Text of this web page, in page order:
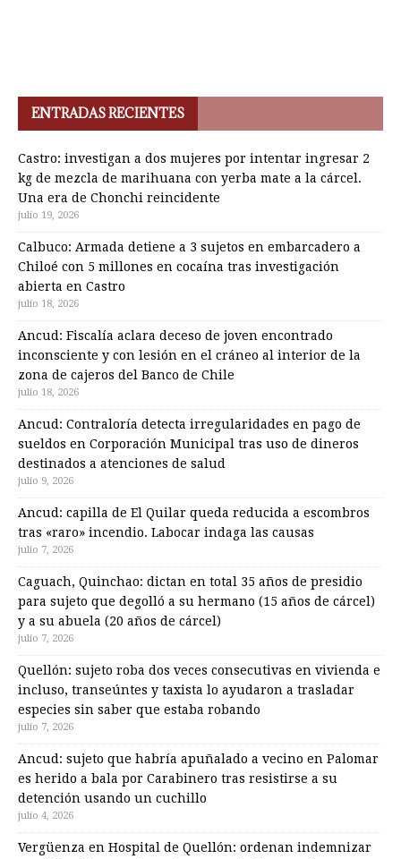
ENTRADAS RECIENTES
Castro: investigan a dos mujeres por intentar ingresar 2
kg de mezcla de marihuana con yerba mate a la cárcel.
Una era de Chonchi reincidente
julio 19, 2026
Calbuco: Armada detiene a 3 sujetos en embarcadero a
Chiloé con 5 millones en cocaína tras investigación
abierta en Castro
julio 18, 2026
Ancud: Fiscalía aclara deceso de joven encontrado
inconsciente y con lesión en el cráneo al interior de la
zona de cajeros del Banco de Chile
julio 18, 2026
Ancud: Contraloría detecta irregularidades en pago de
sueldos en Corporación Municipal tras uso de dineros
destinados a atenciones de salud
julio 9, 2026
Ancud: capilla de El Quilar queda reducida a escombros
tras «raro» incendio. Labocar indaga las causas
julio 7, 2026
Caguach, Quinchao: dictan en total 35 años de presidio
para sujeto que degolló a su hermano (15 años de cárcel)
y a su abuela (20 años de cárcel)
julio 7, 2026
Quellón: sujeto roba dos veces consecutivas en vivienda e
incluso, transeúntes y taxista lo ayudaron a trasladar
especies sin saber que estaba robando
julio 7, 2026
Ancud: sujeto que habría apuñalado a vecino en Palomar
es herido a bala por Carabinero tras resistirse a su
detención usando un cuchillo
julio 4, 2026
Vergüenza en Hospital de Quellón: ordenan indemnizar